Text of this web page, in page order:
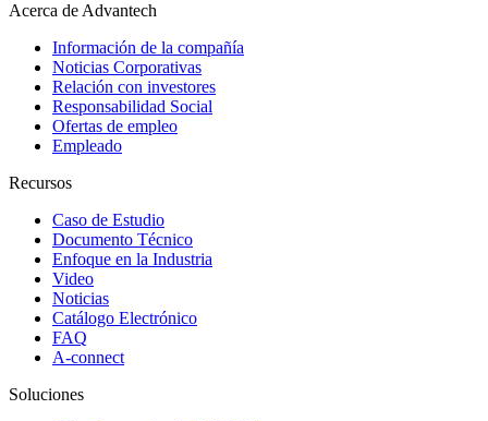
Acerca de Advantech
Información de la compañía
Noticias Corporativas
Relación con investores
Responsabilidad Social
Ofertas de empleo
Empleado
Recursos
Caso de Estudio
Documento Técnico
Enfoque en la Industria
Video
Noticias
Catálogo Electrónico
FAQ
A-connect
Soluciones